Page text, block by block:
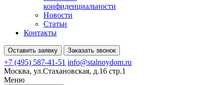
конфиденциальности
Новости
Статьи
Контакты
Оставить заявку Заказать звонок
+7 (495) 587-41-51 info@stalnoydom.ru
Москва, ул.Стахановская, д.16 стр.1
Меню